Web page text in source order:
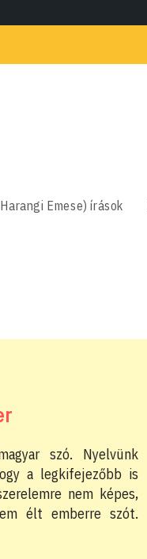
Emese) írások
szó. Nyelvünk
a legkifejezőbb is
nem képes,
élt emberre szót.